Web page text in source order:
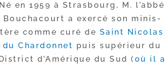
Né en 1959 à Strasbourg, M. l’ab­bé
Bouchacourt a exer­cé son minis­
tère comme curé de Saint Nicolas
du Chardonnet puis supé­rieur du
d’Amérique du Sud ( où il a